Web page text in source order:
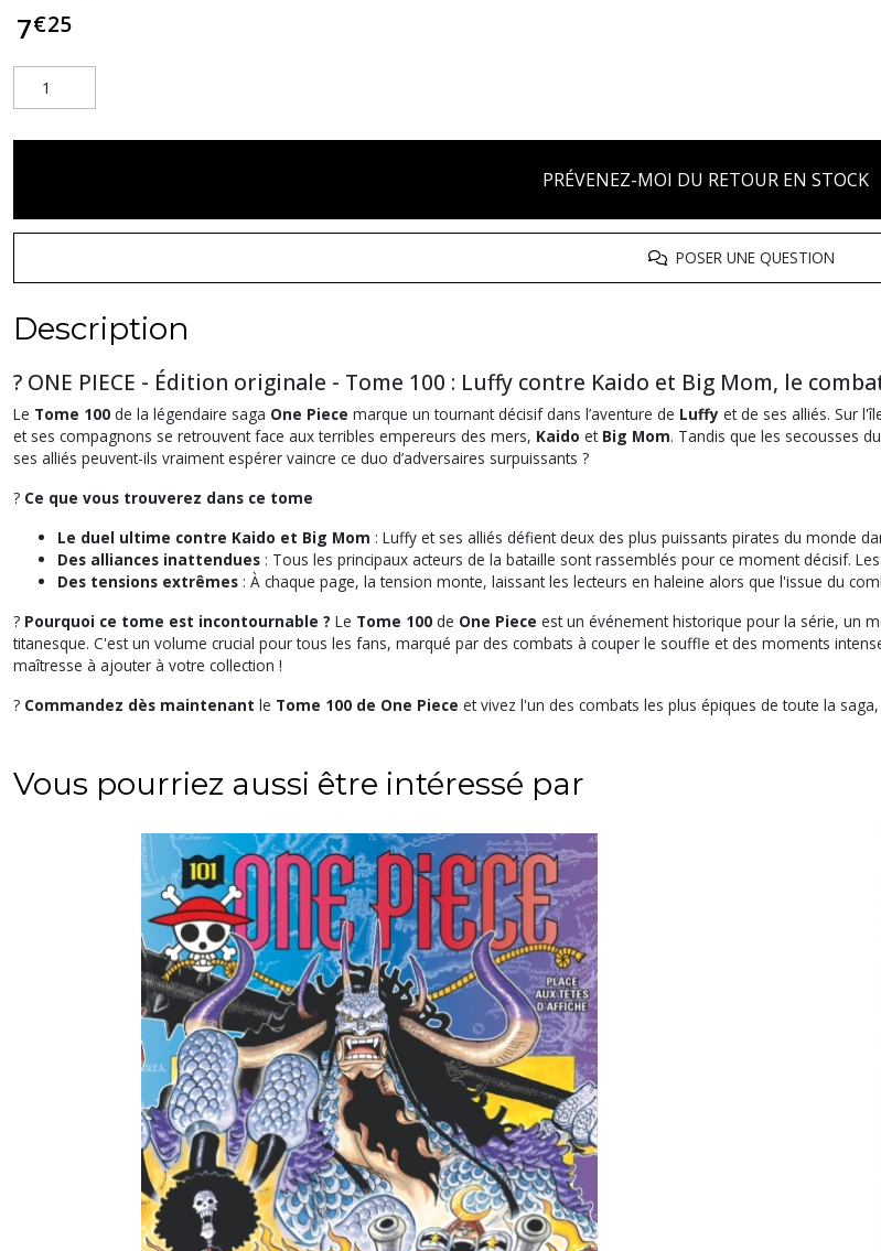
7€25
PRÉVENEZ-MOI DU RETOUR EN STOCK
POSER UNE QUESTION
Description
? ONE PIECE - Édition originale - Tome 100 : Luffy contre Kaido et Big Mom, le
Le Tome 100 de la légendaire saga One Piece marque un tournant décisif dans l’aventure de Luffy et de ses alliés. Sur
et ses compagnons se retrouvent face aux terribles empereurs des mers, Kaido et Big Mom. Tandis que les secousses
ses alliés peuvent-ils vraiment espérer vaincre ce duo d’adversaires surpuissants ?
? Ce que vous trouverez dans ce tome
Le duel ultime contre Kaido et Big Mom : Luffy et ses alliés défient deux des plus puissants pirates du monde
Des alliances inattendues : Tous les principaux acteurs de la bataille sont rassemblés pour ce moment décisif.
Des tensions extrêmes : À chaque page, la tension monte, laissant les lecteurs en haleine alors que l'issue du
? Pourquoi ce tome est incontournable ? Le Tome 100 de One Piece est un événement historique pour la série, un
titanesque. C'est un volume crucial pour tous les fans, marqué par des combats à couper le souffle et des moments
maîtresse à ajouter à votre collection !
? Commandez dès maintenant le Tome 100 de One Piece et vivez l'un des combats les plus épiques de toute la
Vous pourriez aussi être intéressé par